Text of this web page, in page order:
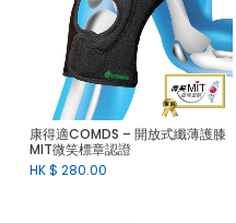
康得適COMDS – 開放式纖薄護膝
MIT微笑標章認證
HK $ 280.00